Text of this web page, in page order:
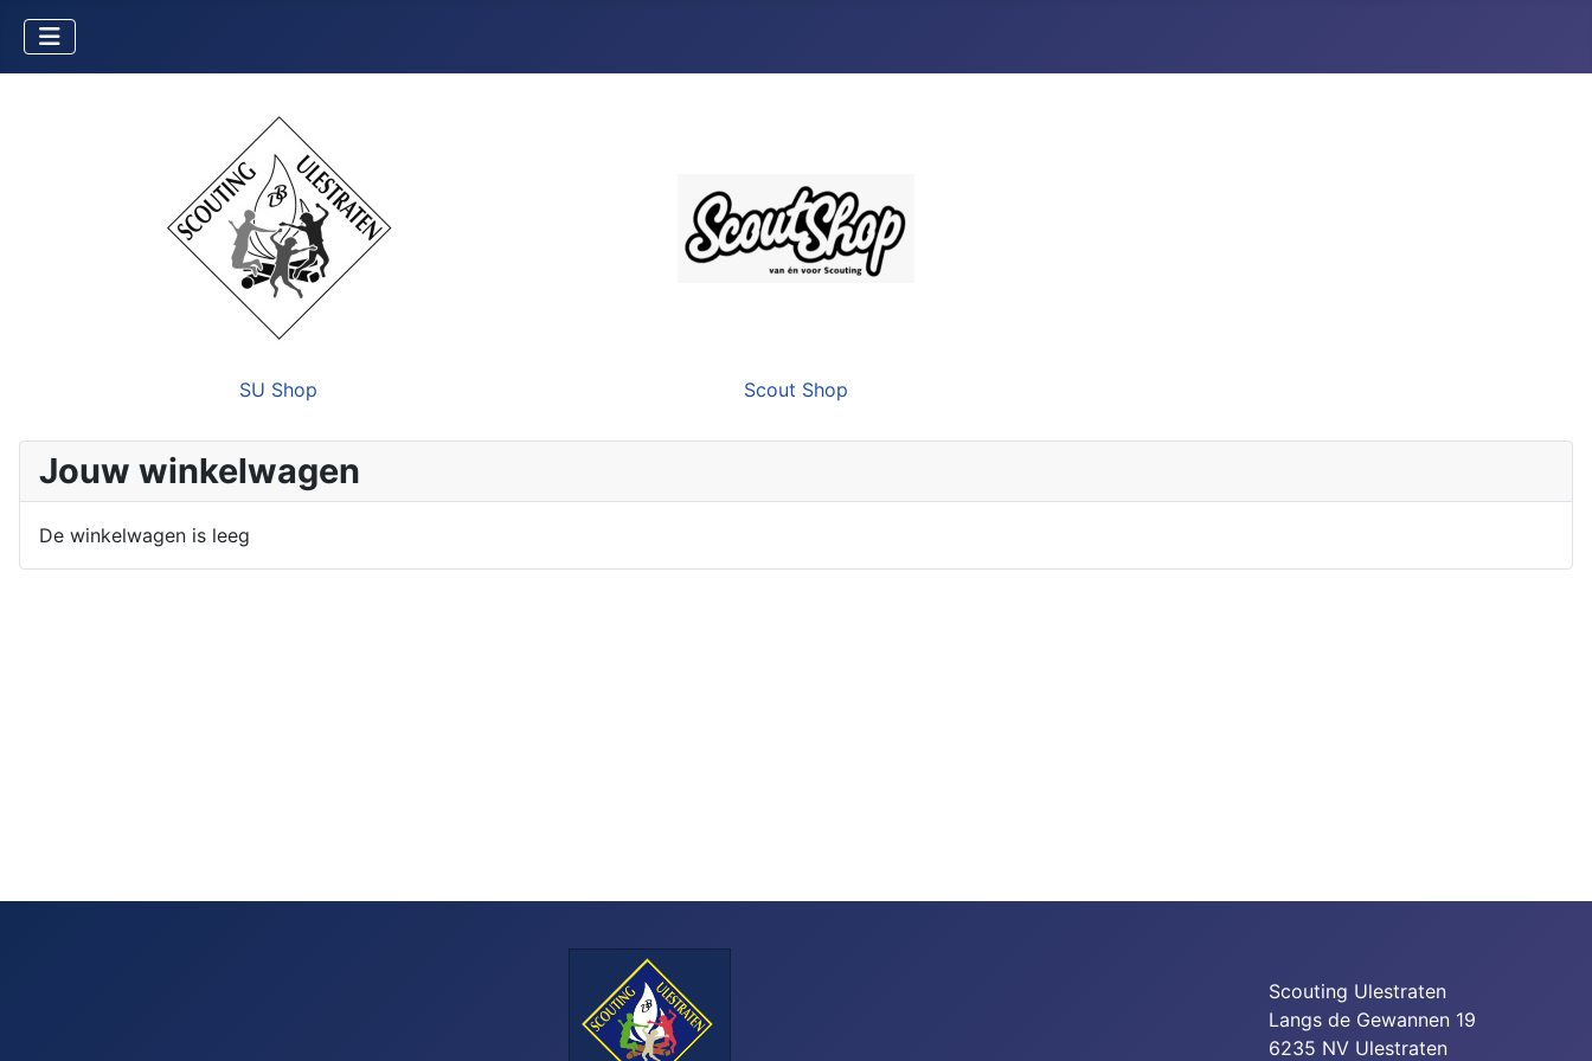
SU Shop Scout Shop
Jouw winkelwagen
De winkelwagen is leeg
Scouting Ulestraten
Langs de Gewannen 19
6235 NV Ulestraten